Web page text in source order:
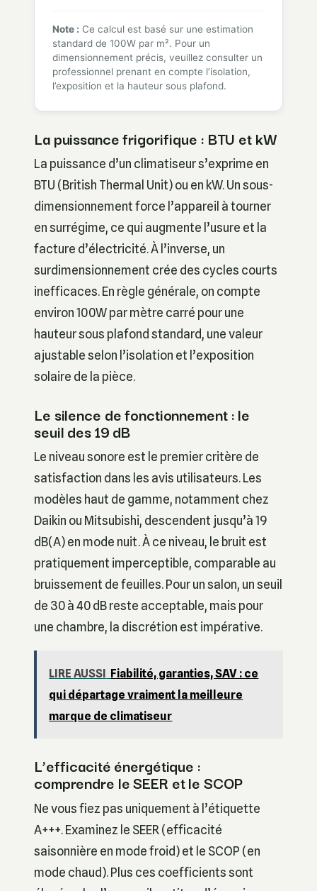
Note : Ce calcul est basé sur une estimation
standard de 100W par m². Pour un
dimensionnement précis, veuillez consulter un
professionnel prenant en compte l’isolation,
l’exposition et la hauteur sous plafond.
La puissance frigorifique : BTU et kW
La puissance d’un climatiseur s’exprime en
BTU (British Thermal Unit) ou en kW. Un sous-
dimensionnement force l’appareil à tourner
en surrégime, ce qui augmente l’usure et la
facture d’électricité. À l’inverse, un
surdimensionnement crée des cycles courts
inefficaces. En règle générale, on compte
environ 100W par mètre carré pour une
hauteur sous plafond standard, une valeur
ajustable selon l’isolation et l’exposition
solaire de la pièce.
Le silence de fonctionnement : le
seuil des 19 dB
Le niveau sonore est le premier critère de
satisfaction dans les avis utilisateurs. Les
modèles haut de gamme, notamment chez
Daikin ou Mitsubishi, descendent jusqu’à 19
dB(A) en mode nuit. À ce niveau, le bruit est
pratiquement imperceptible, comparable au
bruissement de feuilles. Pour un salon, un seuil
de 30 à 40 dB reste acceptable, mais pour
une chambre, la discrétion est impérative.
LIRE AUSSI
Fiabilité, garanties, SAV : ce
qui départage vraiment la meilleure
marque de climatiseur
L’efficacité énergétique :
comprendre le SEER et le SCOP
Ne vous fiez pas uniquement à l’étiquette
A+++. Examinez le SEER (efficacité
saisonnière en mode froid) et le SCOP (en
mode chaud). Plus ces coefficients sont